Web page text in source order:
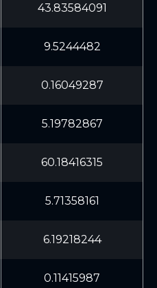
43.83584091
9.5244482
0.16049287
5.19782867
60.18416315
5.71358161
6.19218244
0.11415987